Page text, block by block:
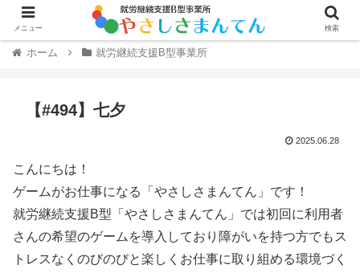
ホーム 就労継続支援B型事業所
【#494】七夕
2025.06.28
こんにちは！
ゲームがお仕事になる「やさしさまんてん」です！
就労継続支援B型「やさしさまんてん」では初回に利用者
さんの希望のゲームを導入しており障がいを持つ方でもス
トレスなくのびのびと楽しくお仕事に取り組める環境づく
メニュー 検索